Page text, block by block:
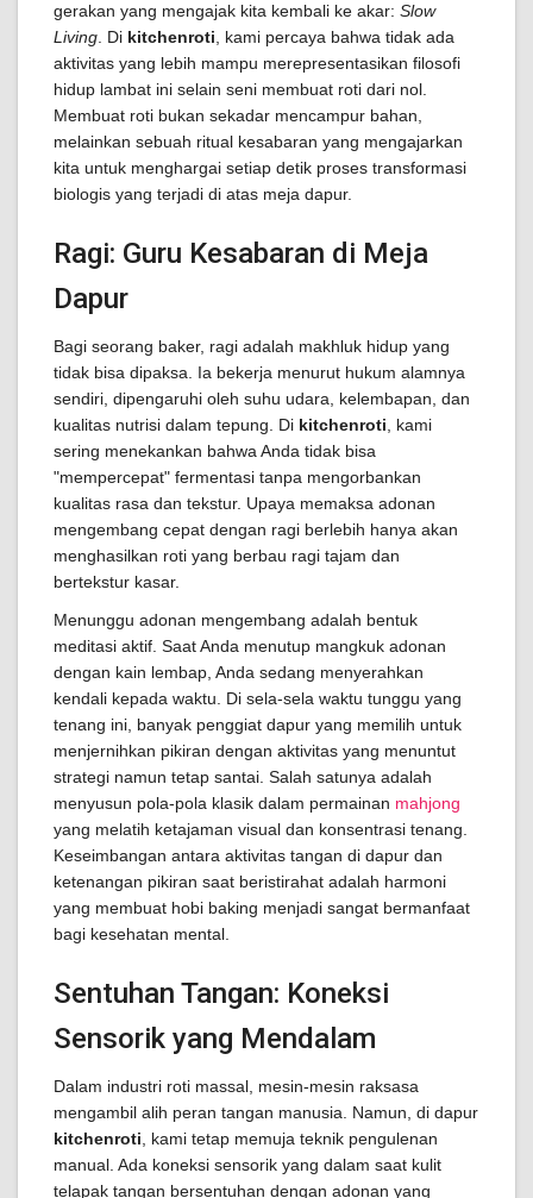
gerakan yang mengajak kita kembali ke akar: Slow
Living . Di kitchenroti , kami percaya bahwa tidak ada
aktivitas yang lebih mampu merepresentasikan filosofi
hidup lambat ini selain seni membuat roti dari nol.
Membuat roti bukan sekadar mencampur bahan,
melainkan sebuah ritual kesabaran yang mengajarkan
kita untuk menghargai setiap detik proses transformasi
biologis yang terjadi di atas meja dapur.
Ragi: Guru Kesabaran di Meja
Dapur
Bagi seorang baker, ragi adalah makhluk hidup yang
tidak bisa dipaksa. Ia bekerja menurut hukum alamnya
sendiri, dipengaruhi oleh suhu udara, kelembapan, dan
kualitas nutrisi dalam tepung. Di kitchenroti , kami
sering menekankan bahwa Anda tidak bisa
"mempercepat" fermentasi tanpa mengorbankan
kualitas rasa dan tekstur. Upaya memaksa adonan
mengembang cepat dengan ragi berlebih hanya akan
menghasilkan roti yang berbau ragi tajam dan
bertekstur kasar.
Menunggu adonan mengembang adalah bentuk
meditasi aktif. Saat Anda menutup mangkuk adonan
dengan kain lembap, Anda sedang menyerahkan
kendali kepada waktu. Di sela-sela waktu tunggu yang
tenang ini, banyak penggiat dapur yang memilih untuk
menjernihkan pikiran dengan aktivitas yang menuntut
strategi namun tetap santai. Salah satunya adalah
menyusun pola-pola klasik dalam permainan mahjong
yang melatih ketajaman visual dan konsentrasi tenang.
Keseimbangan antara aktivitas tangan di dapur dan
ketenangan pikiran saat beristirahat adalah harmoni
yang membuat hobi baking menjadi sangat bermanfaat
bagi kesehatan mental.
Sentuhan Tangan: Koneksi
Sensorik yang Mendalam
Dalam industri roti massal, mesin-mesin raksasa
mengambil alih peran tangan manusia. Namun, di dapur
kitchenroti , kami tetap memuja teknik pengulenan
manual. Ada koneksi sensorik yang dalam saat kulit
telapak tangan bersentuhan dengan adonan yang